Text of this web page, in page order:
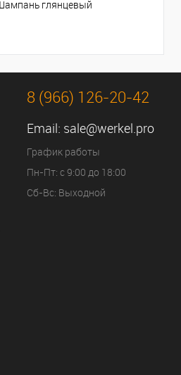
глянцевый
8 (966) 126-20-42
Email: sale@werkel.pro
График работы
Пн-Пт: с 9:00 до 18:00
Сб-Вс: Выходной